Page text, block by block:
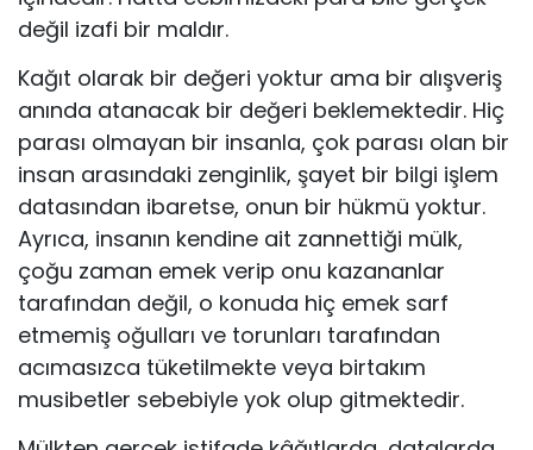
değil izafi bir maldır.
Kağıt olarak bir değeri yoktur ama bir alışveriş
anında atanacak bir değeri beklemektedir. Hiç
parası olmayan bir insanla, çok parası olan bir
insan arasındaki zenginlik, şayet bir bilgi işlem
datasından ibaretse, onun bir hükmü yoktur.
Ayrıca, insanın kendine ait zannettiği mülk,
çoğu zaman emek verip onu kazananlar
tarafından değil, o konuda hiç emek sarf
etmemiş oğulları ve torunları tarafından
acımasızca tüketilmekte veya birtakım
musibetler sebebiyle yok olup gitmektedir.